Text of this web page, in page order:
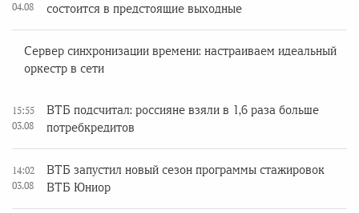
04.08
состоится в предстоящие выходные
Сервер синхронизации времени: настраиваем идеальный
оркестр в сети
15:55
03.08
ВТБ подсчитал: россияне взяли в 1,6 раза больше
потребкредитов
14:02
03.08
ВТБ запустил новый сезон программы стажировок
ВТБ Юниор